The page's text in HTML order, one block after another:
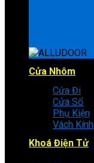
Cửa Nhôm
Cửa Đi
Cửa Sổ
Phụ Kiện
Vách Kính
Khoá Điện Tử